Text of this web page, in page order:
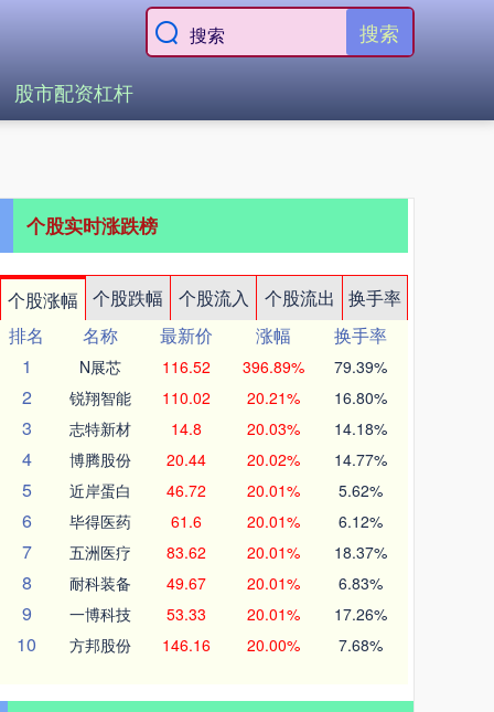
搜索
股市配资杠杆
个股实时涨跌榜
个股涨幅 个股跌幅 个股流入 个股流出
换手率
排名
名称 最新价 涨幅
换手率
1
N展芯 116.52 396.89% 79.39%
2 锐翔智能 110.02 20.21% 16.80%
3 志特新材 14.8 20.03% 14.18%
4 博腾股份 20.44 20.02% 14.77%
5 近岸蛋白 46.72 20.01% 5.62%
6 毕得医药 61.6 20.01% 6.12%
7 五洲医疗 83.62 20.01% 18.37%
8 耐科装备 49.67 20.01% 6.83%
9 一博科技 53.33 20.01% 17.26%
10 方邦股份 146.16 20.00% 7.68%